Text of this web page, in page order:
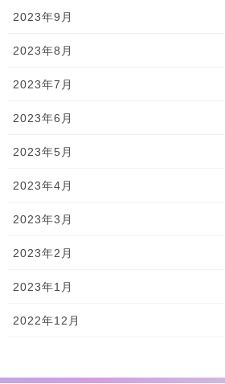
2023年9月
2023年8月
2023年7月
2023年6月
2023年5月
2023年4月
2023年3月
2023年2月
2023年1月
2022年12月